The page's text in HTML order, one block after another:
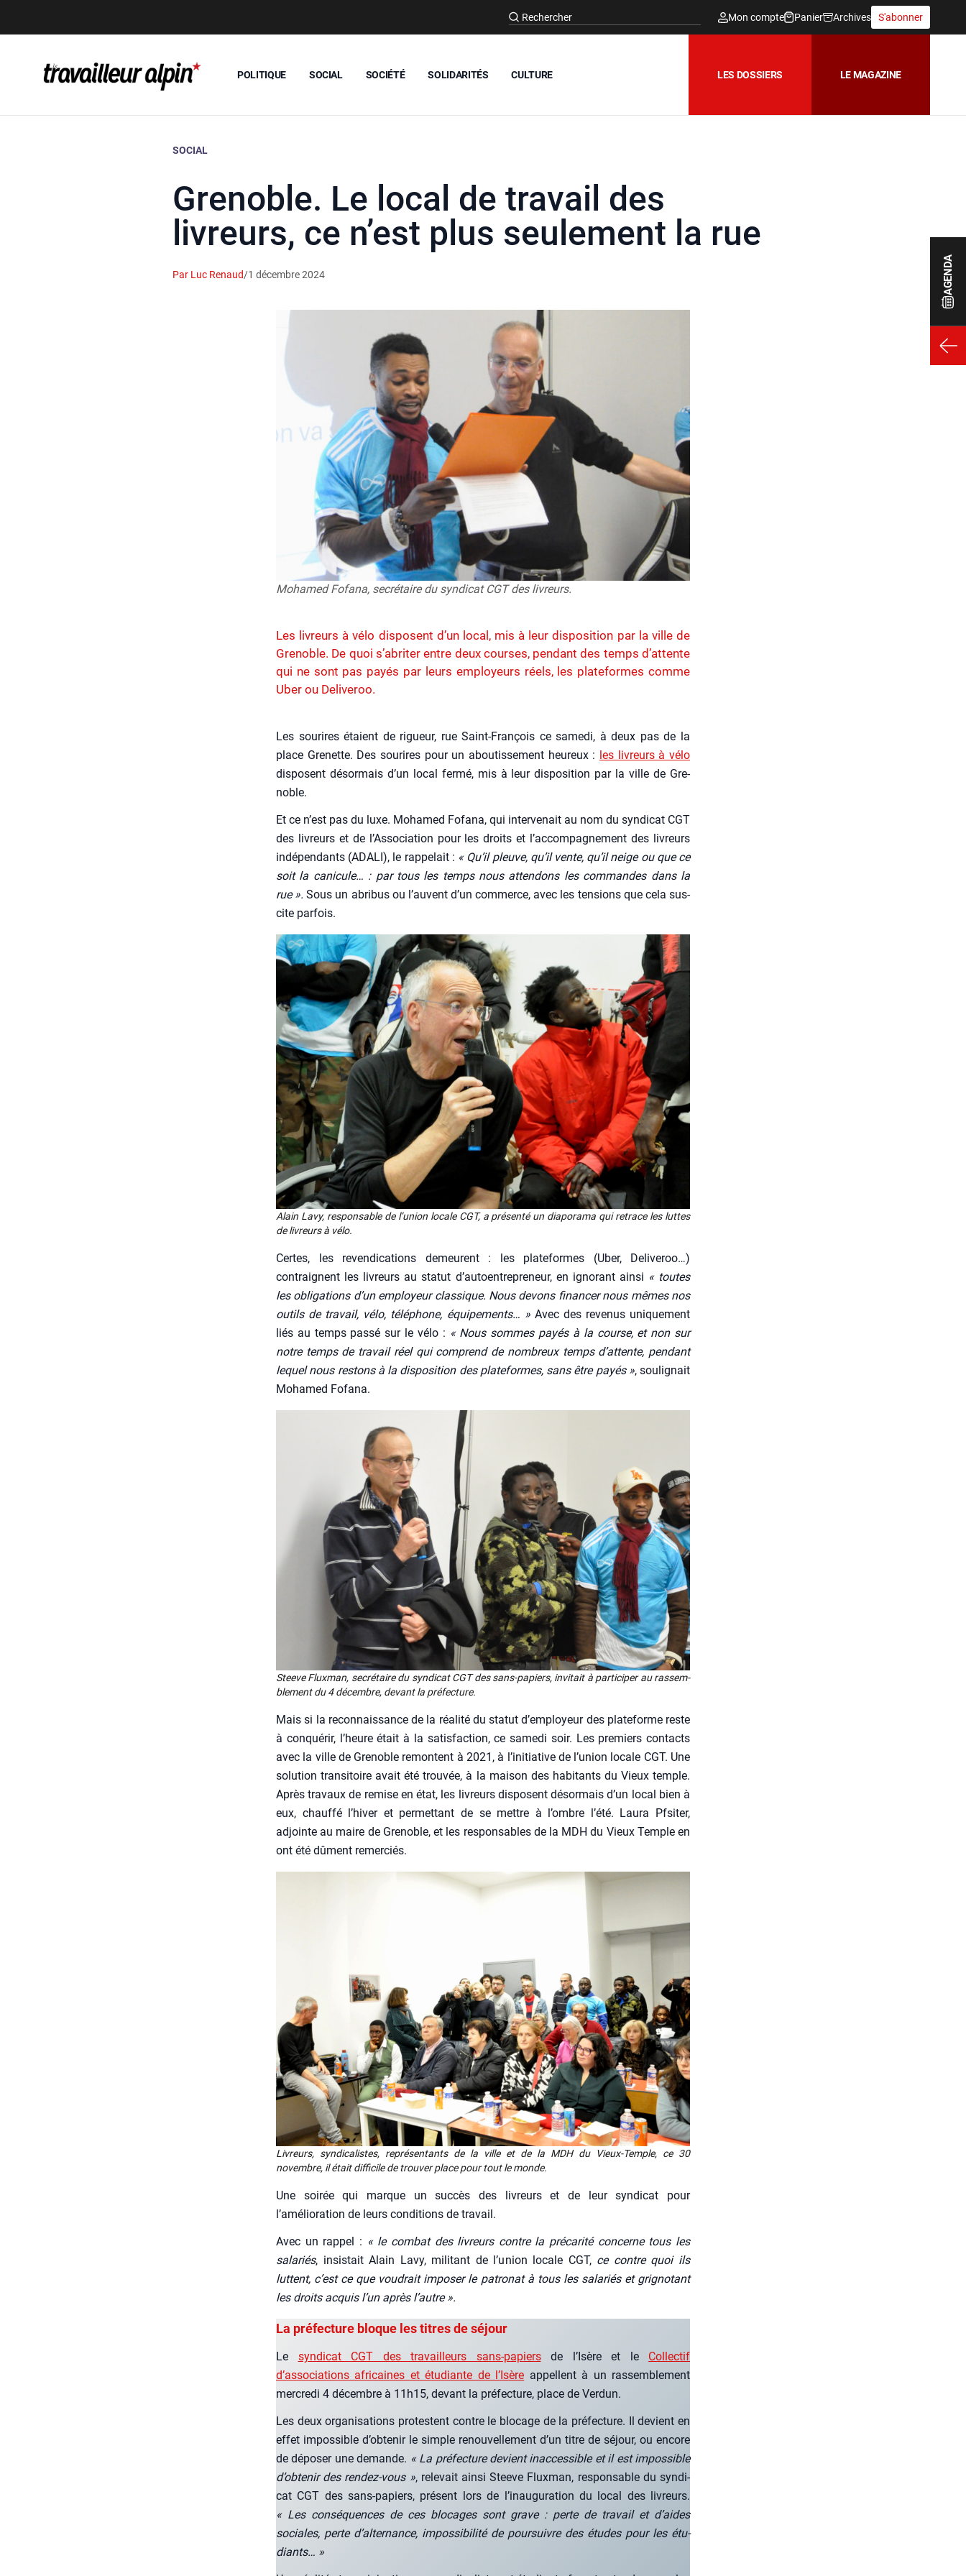
AGENDA
Mon compte Panier Archives S'abonner
POLITIQUE SOCIAL SOCIÉTÉ SOLIDARITÉS CULTURE LES DOSSIERS LE MAGAZINE
SOCIAL
Grenoble. Le local de travail des
livreurs, ce n’est plus seulement la rue
Par Luc Renaud/1 décembre 2024
Mohamed Fofana, secrétaire du syndicat CGT des livreurs.
Les livreurs à vélo disposent d’un local, mis à leur disposition par la ville de
Grenoble. De quoi s’abriter entre deux courses, pendant des temps d’attente
qui ne sont pas payés par leurs employeurs réels, les plateformes comme
Uber ou Deliveroo.
Les sou­rires étaient de rigueur, rue Saint-Fran­çois ce same­di, à deux pas de la
place Gre­nette. Des sou­rires pour un abou­tis­se­ment heu­reux : les livreurs à vélo
dis­posent désor­mais d’un local fer­mé, mis à leur dis­po­si­tion par la ville de Gre­
noble.
Et ce n’est pas du luxe. Moha­med Fofa­na, qui inter­ve­nait au nom du syn­di­cat CGT
des livreurs et de l’Association pour les droits et l’accompagnement des livreurs
indé­pen­dants (ADALI), le rap­pe­lait : « Qu’il pleuve, qu’il vente, qu’il neige ou que ce
soit la cani­cule… : par tous les temps nous atten­dons les com­mandes dans la
rue ». Sous un abri­bus ou l’auvent d’un com­merce, avec les ten­sions que cela sus­
cite par­fois.
Alain Lavy, res­pon­sable de l’u­nion locale CGT, a pré­sen­té un dia­po­ra­ma qui retrace les luttes
de livreurs à vélo.
Certes, les reven­di­ca­tions demeurent : les pla­te­formes (Uber, Deli­ve­roo…)
contraignent les livreurs au sta­tut d’autoentrepreneur, en igno­rant ain­si « toutes
les obli­ga­tions d’un employeur clas­sique. Nous devons finan­cer nous mêmes nos
outils de tra­vail, vélo, télé­phone, équi­pe­ments… » Avec des reve­nus uni­que­ment
liés au temps pas­sé sur le vélo : « Nous sommes payés à la course, et non sur
notre temps de tra­vail réel qui com­prend de nom­breux temps d’attente, pen­dant
lequel nous res­tons à la dis­po­si­tion des pla­te­formes, sans être payés », sou­li­gnait
Moha­med Fofa­na.
Steeve Flux­man, secré­taire du syn­di­cat CGT des sans-papiers, invi­tait à par­ti­ci­per au ras­sem­
ble­ment du 4 décembre, devant la pré­fec­ture.
Mais si la recon­nais­sance de la réa­li­té du sta­tut d’employeur des pla­te­forme reste
à conqué­rir, l’heure était à la satis­fac­tion, ce same­di soir. Les pre­miers contacts
avec la ville de Gre­noble remontent à 2021, à l’initiative de l’union locale CGT. Une
solu­tion tran­si­toire avait été trou­vée, à la mai­son des habi­tants du Vieux temple.
Après tra­vaux de remise en état, les livreurs dis­posent désor­mais d’un local bien à
eux, chauf­fé l’hiver et per­met­tant de se mettre à l’ombre l’été. Lau­ra Pfsi­ter,
adjointe au maire de Gre­noble, et les res­pon­sables de la MDH du Vieux Temple en
ont été dûment remer­ciés.
Livreurs, syn­di­ca­listes, repré­sen­tants de la ville et de la MDH du Vieux-Temple, ce 30
novembre, il était dif­fi­cile de trou­ver place pour tout le monde.
Une soi­rée qui marque un suc­cès des livreurs et de leur syn­di­cat pour
l’amélioration de leurs condi­tions de tra­vail.
Avec un rap­pel : « le com­bat des livreurs contre la pré­ca­ri­té concerne tous les
sala­riés, insis­tait Alain Lavy, mili­tant de l’union locale CGT, ce contre quoi ils
luttent, c’est ce que vou­drait impo­ser le patro­nat à tous les sala­riés et gri­gno­tant
les droits acquis l’un après l’autre ».
La préfecture bloque les titres de séjour
Le syn­di­cat CGT des tra­vailleurs sans-papiersde l’Isère et le Col­lec­tif
d’associations afri­caines et étu­diante de l’Isère appellent à un ras­sem­ble­ment
mer­cre­di 4 décembre à 11h15, devant la pré­fec­ture, place de Ver­dun.
Les deux orga­ni­sa­tions pro­testent contre le blo­cage de la pré­fec­ture. Il devient en
effet impos­sible d’obtenir le simple renou­vel­le­ment d’un titre de séjour, ou encore
de dépo­ser une demande. « La pré­fec­ture devient inac­ces­sible et il est impos­sible
d’obtenir des ren­dez-vous », rele­vait ain­si Steeve Flux­man, res­pon­sable du syn­di­
cat CGT des sans-papiers, pré­sent lors de l’inauguration du local des livreurs.
« Les consé­quences de ces blo­cages sont grave : perte de tra­vail et d’aides
sociales, perte d’alternance, impos­si­bi­li­té de pour­suivre des études pour les étu­
diants… »